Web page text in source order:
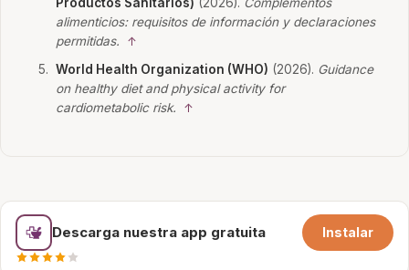
alimenticios: requisitos de información y declaraciones
permitidas.
↑
World Health Organization (WHO) (2026). Guidance
on healthy diet and physical activity for
cardiometabolic risk.
↑
Descarga nuestra app gratuita Instalar